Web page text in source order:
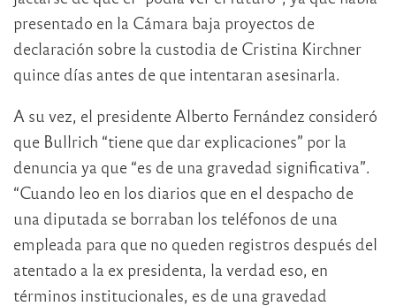
presentado en la Cámara baja proyectos de
declaración sobre la custodia de Cristina Kirchner
quince días antes de que intentaran asesinarla.
A su vez, el presidente Alberto Fernández consideró
que Bullrich “tiene que dar explicaciones” por la
denuncia ya que “es de una gravedad significativa”.
“Cuando leo en los diarios que en el despacho de
una diputada se borraban los teléfonos de una
empleada para que no queden registros después del
atentado a la ex presidenta, la verdad eso, en
términos institucionales, es de una gravedad